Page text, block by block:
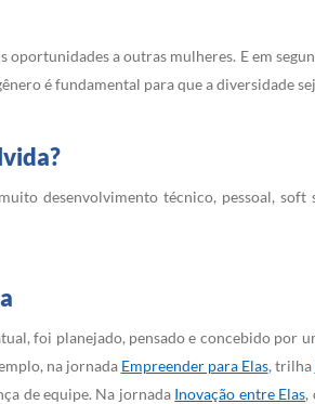
a outras mulheres. E em
é fundamental para que a diversidade
desenvolvimento técnico, pessoal, soft
foi planejado, pensado e concebido por
na jornada Empreender para Elas, trilha
de equipe. Na jornada Inovação entre Elas,